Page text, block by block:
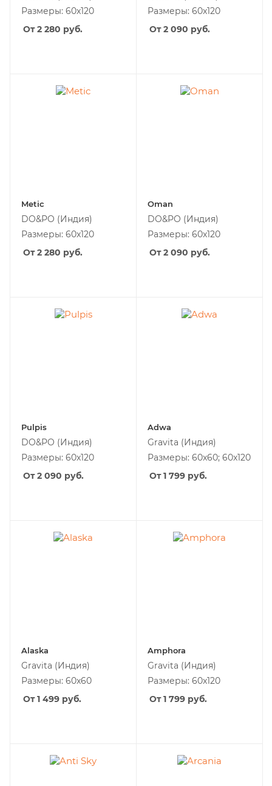
Размеры: 60x120
От 2 280 руб.
Размеры: 60x120
От 2 090 руб.
Metic
DO&PO (Индия)
Размеры: 60x120
От 2 280 руб.
Oman
DO&PO (Индия)
Размеры: 60x120
От 2 090 руб.
Pulpis
DO&PO (Индия)
Размеры: 60x120
От 2 090 руб.
Adwa
Gravita (Индия)
Размеры: 60x60; 60x120
От 1 799 руб.
Alaska
Gravita (Индия)
Размеры: 60x60
От 1 499 руб.
Amphora
Gravita (Индия)
Размеры: 60x120
От 1 799 руб.